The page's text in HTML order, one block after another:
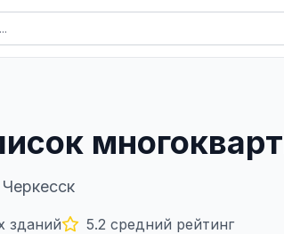
Черкесск
зданий 5.2 средний рейтинг